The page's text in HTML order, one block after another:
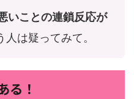
いことの連鎖反応が
は疑ってみて。
る！